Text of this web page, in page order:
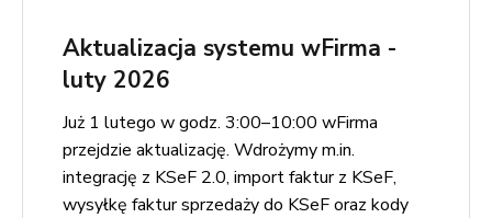
Aktualizacja systemu wFirma -
luty 2026
Już 1 lutego w godz. 3:00–10:00 wFirma
przejdzie aktualizację. Wdrożymy m.in.
integrację z KSeF 2.0, import faktur z KSeF,
wysyłkę faktur sprzedaży do KSeF oraz kody